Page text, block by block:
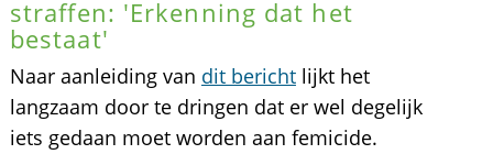
straffen: 'Erkenning dat het
bestaat'
Naar aanleiding van dit berichtlijkt het
langzaam door te dringen dat er wel degelijk
iets gedaan moet worden aan femicide.